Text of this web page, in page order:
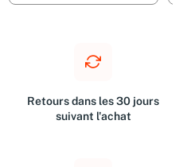
Retours dans les 30 jours
suivant l'achat